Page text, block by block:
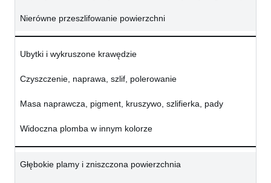
Nierówne przeszlifowanie powierzchni
Ubytki i wykruszone krawędzie
Czyszczenie, naprawa, szlif, polerowanie
Masa naprawcza, pigment, kruszywo, szlifierka, pady
Widoczna plomba w innym kolorze
Głębokie plamy i zniszczona powierzchnia